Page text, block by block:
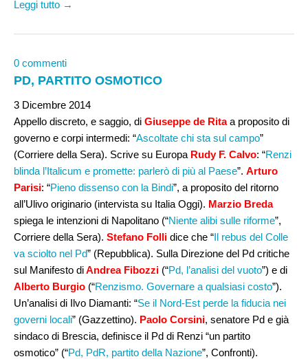
Leggi tutto →
0 commenti
PD, PARTITO OSMOTICO
3 Dicembre 2014
Appello discreto, e saggio, di Giuseppe de Ritaa proposito di
governo e corpi intermedi: “Ascoltate chi sta sul campo”
(Corriere della Sera). Scrive su Europa Rudy F. Calvo: “Renzi
blinda l’Italicum e promette: parlerò di più al Paese”. Arturo
Parisi: “Pieno dissenso con la Bindi”, a proposito del ritorno
all’Ulivo originario (intervista su Italia Oggi). Marzio Breda
spiega le intenzioni di Napolitano (“Niente alibi sulle riforme”,
Corriere della Sera). Stefano Folli dice che “Il rebus del Colle
va sciolto nel Pd” (Repubblica). Sulla Direzione del Pd critiche
sul Manifesto diAndrea Fibozzi (“Pd, l’analisi del vuoto”) e di
Alberto Burgio (“Renzismo. Governare a qualsiasi costo”).
Un’analisi di Ilvo Diamanti: “Se il Nord-Est perde la fiducia nei
governi locali” (Gazzettino). Paolo Corsini, senatore Pd e già
sindaco di Brescia, definisce il Pd di Renzi “un partito
osmotico” (“Pd, PdR, partito della Nazione”, Confronti).